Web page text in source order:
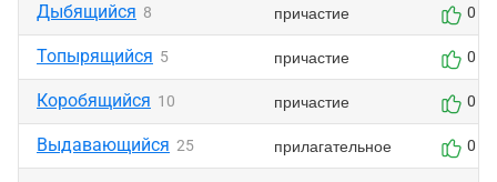
Дыбящийся 8 причастие 0
Топырящийся 5 причастие 0
Коробящийся 10 причастие 0
Выдавающийся 25 прилагательное 0